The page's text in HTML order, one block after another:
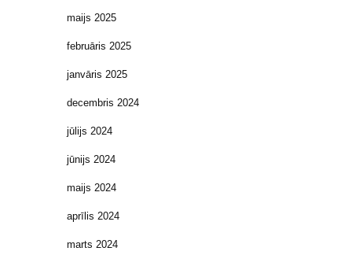
maijs 2025
februāris 2025
janvāris 2025
decembris 2024
jūlijs 2024
jūnijs 2024
maijs 2024
aprīlis 2024
marts 2024